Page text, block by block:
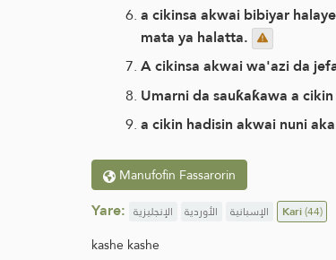
a cikinsa akwai bibiyar
mata ya halatta.
A cikinsa akwai wa'azi da
Umarni da sauƙaƙawa a
a cikin hadisin akwai nuni
Manufofin Fassarorin
Yare: الإنجليزية الأوردية الإسبانية Kari(44)
kashe kashe